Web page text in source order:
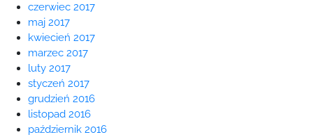
czerwiec 2017
maj 2017
kwiecień 2017
marzec 2017
luty 2017
styczeń 2017
grudzień 2016
listopad 2016
październik 2016